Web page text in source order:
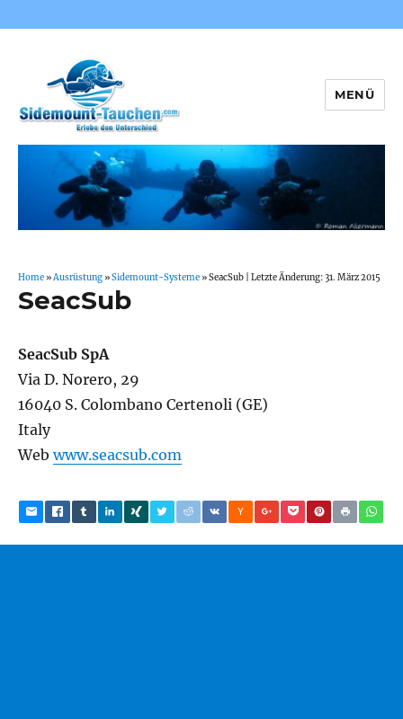
Sidemount-Tauchen
MENÜ
Home »Ausrüstung »Sidemount-Systeme »SeacSub | Letzte Änderung: 31. März 2015
SeacSub
SeacSub SpA
Via D. Norero, 29
16040 S. Colombano Certenoli (GE)
Italy
Webwww.seacsub.com